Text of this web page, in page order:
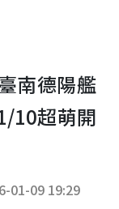
南德陽艦
10超萌開
01-09 19:29